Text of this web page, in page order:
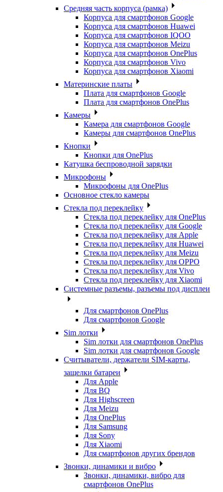
Средняя часть корпуса (рамка)
Корпуса для смартфонов Google
Корпуса для смартфонов Huawei
Корпуса для смартфонов IQOO
Корпуса для смартфонов Meizu
Корпуса для смартфонов OnePlus
Корпуса для смартфонов Vivo
Корпуса для смартфонов Xiaomi
Материнские платы
Плата для смартфонов Google
Плата для смартфонов OnePlus
Камеры
Камера для смартфонов Google
Камеры для смартфонов OnePlus
Кнопки
Кнопки для OnePlus
Катушка беспроводной зарядки
Микрофоны
Микрофоны для OnePlus
Основное стекло камеры
Стекла под переклейку
Стекла под переклейку для OnePlus
Стекла под переклейку для Google
Стекла под переклейку для Apple
Стекла под переклейку для Huawei
Стекла под переклейку для Meizu
Стекла под переклейку для OPPO
Стекла под переклейку для Vivo
Стекла под переклейку для Xiaomi
Системные разъемы, разъемы под дисплеи
Для смартфонов OnePlus
Для смартфонов Google
Sim лотки
Sim лотки для смартфонов OnePlus
Sim лотки для смартфонов Google
Считыватели, держатели SIM-карты,
защелки батареи
Для Apple
Для BQ
Для Highscreen
Для Meizu
Для OnePlus
Для Samsung
Для Sony
Для Xiaomi
Для смартфонов других брендов
Звонки, динамики и вибро
Звонки, динамики, вибро для
смартфонов OnePlus